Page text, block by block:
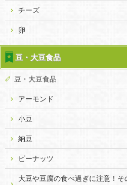
チーズ
卵
豆・大豆食品
豆・大豆食品
アーモンド
小豆
納豆
ピーナッツ
大豆や豆腐の食べ過ぎに注意！